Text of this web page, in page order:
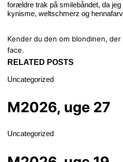
forældre trak på smilebåndet, da jeg
kynisme, weltschmerz og
Kender du den om blondinen, der
face.
RELATED POSTS
Uncategorized
M2026, uge 27
Uncategorized